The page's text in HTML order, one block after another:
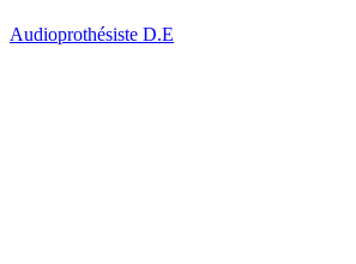
Audioprothésiste D.E